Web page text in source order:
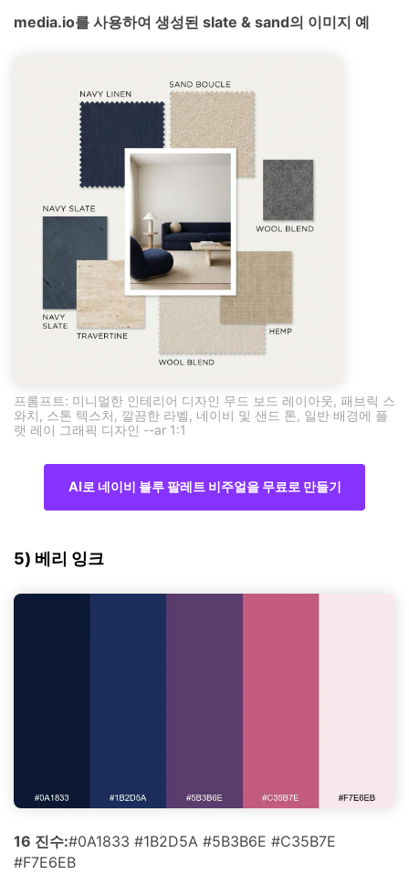
media.io를 사용하여 생성된 slate & sand의 이미지 예
프롬프트: 미니멀한 인테리어 디자인 무드 보드 레이아웃, 패브릭 스
와치, 스톤 텍스처, 깔끔한 라벨, 네이비 및 샌드 톤, 일반 배경에 플
랫 레이 그래픽 디자인 --ar 1:1
AI로 네이비 블루 팔레트 비주얼을 무료로 만들기
5) 베리 잉크
16 진수:#0A1833 #1B2D5A #5B3B6E #C35B7E
#F7E6EB